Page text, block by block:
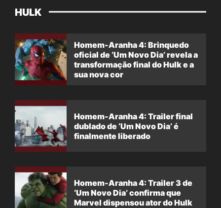
HULK
Homem-Aranha 4: Brinquedo
oficial de ‘Um Novo Dia’ revela a
transformação final do Hulk e a
sua nova cor
Homem-Aranha 4: Trailer final
dublado de ‘Um Novo Dia’ é
finalmente liberado
Homem-Aranha 4: Trailer 3 de
‘Um Novo Dia’ confirma que
Marvel dispensou ator do Hulk